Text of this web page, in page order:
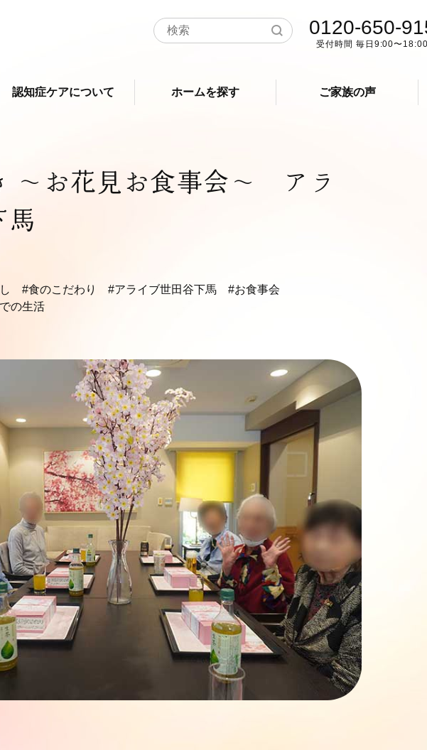
0120-650-
受付時間 毎日9:00〜18:00
認知症ケアについて ホームを探す ご家族の声
〜お花見お食事会〜 アラ
馬
#食のこだわり #アライブ世田谷下馬
#お食事会
の生活